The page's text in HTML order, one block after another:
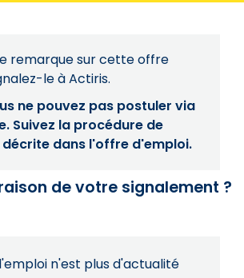
remarque sur cette offre
le à Actiris.
ne pouvez pas postuler via
Suivez la procédure de
dans l'offre d'emploi.
de votre signalement ?
n'est plus d'actualité